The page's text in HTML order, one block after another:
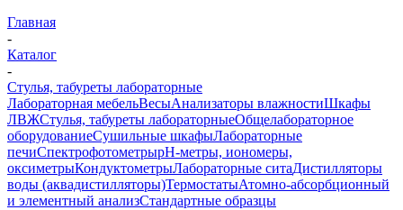
Главная
-
Каталог
-
Стулья, табуреты лабораторные
Лабораторная мебельВесыАнализаторы влажностиШкафы
ЛВЖСтулья, табуреты лабораторныеОбщелабораторное
оборудованиеСушильные шкафыЛабораторные
печиСпектрофотометрыpH-метры, иономеры,
оксиметрыКондуктометрыЛабораторные ситаДистилляторы
воды (аквадистилляторы)ТермостатыАтомно-абсорбционный
и элементный анализСтандартные образцы